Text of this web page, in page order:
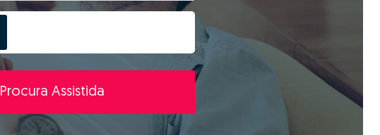
Procura Assistida